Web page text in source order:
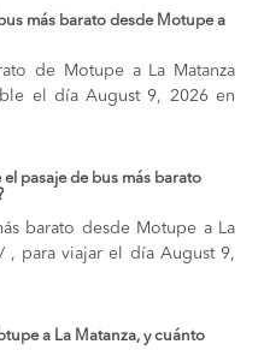
más barato desde Motupe a
de Motupe a La Matanza
el día August 9, 2026 en
pasaje de bus más barato
barato desde Motupe a La
, para viajar el día August 9,
a La Matanza, y cuánto